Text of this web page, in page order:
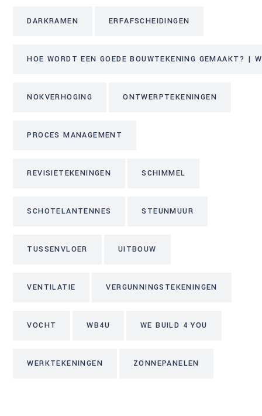
DARKRAMEN ERFAFSCHEIDINGEN
HOE WORDT EEN GOEDE BOUWTEKENING GEMAAKT? |
NOKVERHOGING ONTWERPTEKENINGEN
PROCES MANAGEMENT
REVISIETEKENINGEN SCHIMMEL
SCHOTELANTENNES STEUNMUUR
TUSSENVLOER UITBOUW
VENTILATIE VERGUNNINGSTEKENINGEN
VOCHT WB4U WE BUILD 4 YOU
WERKTEKENINGEN ZONNEPANELEN